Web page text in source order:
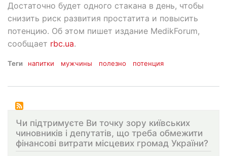
Достаточно будет одного стакана в день, чтобы
снизить риск развития простатита и повысить
потенцию. Об этом пишет издание MedikForum,
сообщает rbc.ua.
Теги напитки мужчины полезно потенция
Чи підтримуєте Ви точку зору київських
чиновників і депутатів, що треба обмежити
фінансові витрати місцевих громад України?